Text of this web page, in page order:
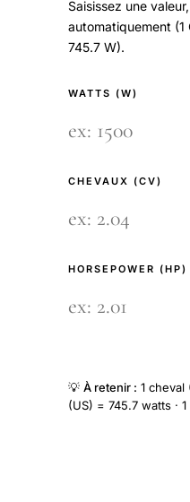
Saisissez une
automatiquement (1
745.7 W).
WATTS (W)
CHEVAUX (CV)
HORSEPOWER (HP)
💡 À retenir : 1 cheval
(US) = 745.7 watts ·